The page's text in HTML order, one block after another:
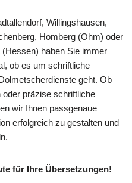
Willingshausen,
Homberg (Ohm) oder
haben Sie immer
ob es um schriftliche
geht. Ob
oder präzise schriftliche
wir Ihnen passgenaue
erfolgreich zu gestalten und
für Ihre Übersetzungen!